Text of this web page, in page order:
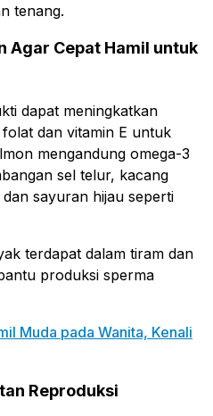
tenang.
Agar Cepat Hamil untuk
dapat meningkatkan
dan vitamin E untuk
mengandung omega-3
sel telur, kacang
sayuran hijau seperti
terdapat dalam tiram dan
produksi sperma
Muda pada Wanita, Kenali
Reproduksi